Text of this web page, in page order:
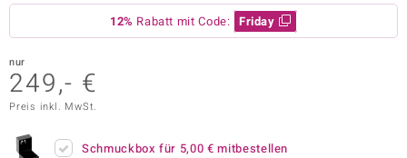
Paraíso
12% Rabatt mit Code: Friday
nur
249,- €
Preis inkl. MwSt.
Schmuckbox für 5,00 € mitbestellen